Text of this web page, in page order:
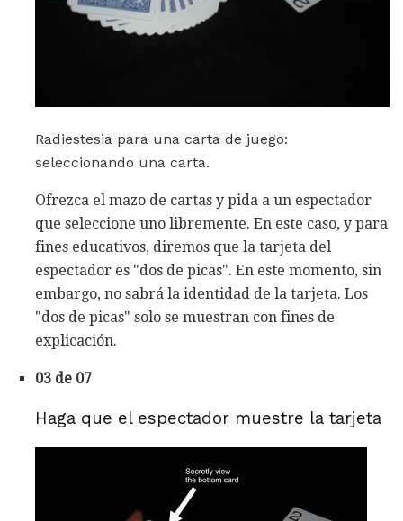
Radiestesia para una carta de juego:
seleccionando una carta.
Ofrezca el mazo de cartas y pida a un espectador
que seleccione uno libremente. En este caso, y para
fines educativos, diremos que la tarjeta del
espectador es "dos de picas". En este momento, sin
embargo, no sabrá la identidad de la tarjeta. Los
"dos de picas" solo se muestran con fines de
explicación.
03 de 07
Haga que el espectador muestre la tarjeta